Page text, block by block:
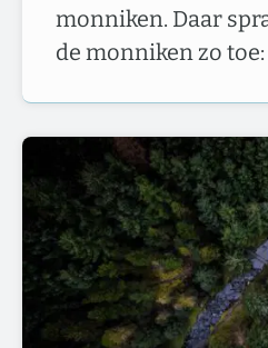
monniken. Daar
de monniken zo